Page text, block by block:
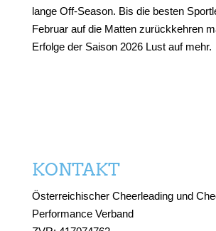
lange Off-Season. Bis die besten
Februar auf die Matten zurückkehren
Erfolge der Saison 2026 Lust auf mehr.
KONTAKT
Österreichischer Cheerleading und
Performance Verband